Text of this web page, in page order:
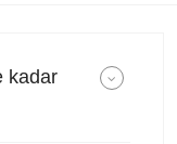
kadar